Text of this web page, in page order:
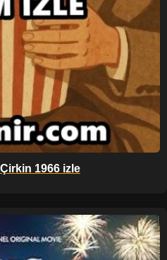
1966 izle